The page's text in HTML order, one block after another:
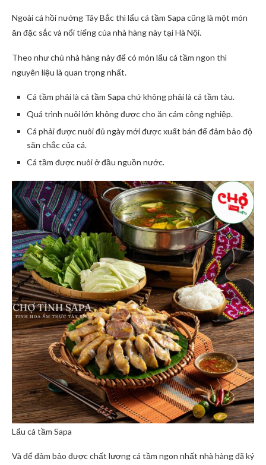
Ngoài cá hồi nướng Tây Bắc thì lẩu cá tầm Sapa cũng là một món
ăn đặc sắc và nổi tiếng của nhà hàng này tại Hà Nội.
Theo như chủ nhà hàng này để có món lẩu cá tầm ngon thì
nguyên liệu là quan trọng nhất.
Cá tầm phải là cá tầm Sapa chứ không phải là cá tầm tàu.
Quá trình nuôi lớn không được cho ăn cám công nghiệp.
Cá phải được nuôi đủ ngày mới được xuất bán để đảm bảo độ
săn chắc của cá.
Cá tầm được nuôi ở đầu nguồn nước.
Lẩu cá tầm Sapa
Và để đảm bảo được chất lượng cá tầm ngon nhất nhà hàng đã ký